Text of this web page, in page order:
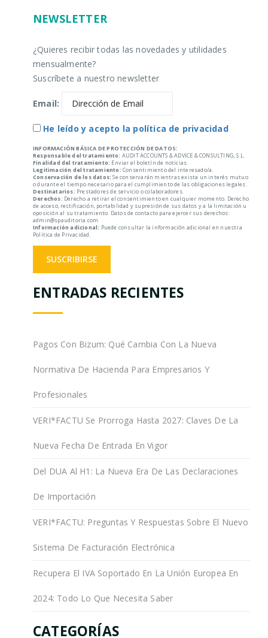
NEWSLETTER
¿Quieres recibir todas las novedades y utilidades
mensualmente?
Suscríbete a nuestro newsletter
Email:
He leído y acepto la política de privacidad
INFORMACIÓN BÁSICA DE PROTECCIÓN DE DATOS:
Responsable del tratamiento: AUDIT ACCOUNTS & ADVICE & CONSULTING, S.L.
Finalidad del tratamiento: Enviar el boletín de noticias.
Legitimación del tratamiento: Consentimiento del interesado/a.
Conservación de los datos: Se conservarán mientras exista un interés mutuo
o durante el tiempo necesario para el cumplimiento de las obligaciones legales.
Destinatarios: Prestadores de servicio o colaboradores.
Derechos: Derecho a retirar el consentimiento en cualquier momento. Derecho
de acceso, rectificación, portabilidad y supresión de sus datos y a la limitación u
oposición al su tratamiento. Datos de contacto para ejercer sus derechos:
admin@spauditoria.com
Información adicional: Puede consultar la información adicional en nuestra
Política de Privacidad.
ENTRADAS RECIENTES
Pagos Con Bizum: Qué Cambia Con La Nueva
Normativa De Hacienda Para Empresarios Y
Profesionales
VERI*FACTU Se Prorroga Hasta 2027: Claves De La
Nueva Fecha De Entrada En Vigor
Del DUA Al H1: La Nueva Era De Las Declaraciones
De Importación
VERI*FACTU: Preguntas Y Respuestas Sobre El Nuevo
Sistema De Facturación Electrónica
Recupera El IVA Soportado En La Unión Europea En
2024: Todo Lo Que Necesita Saber
CATEGORÍAS